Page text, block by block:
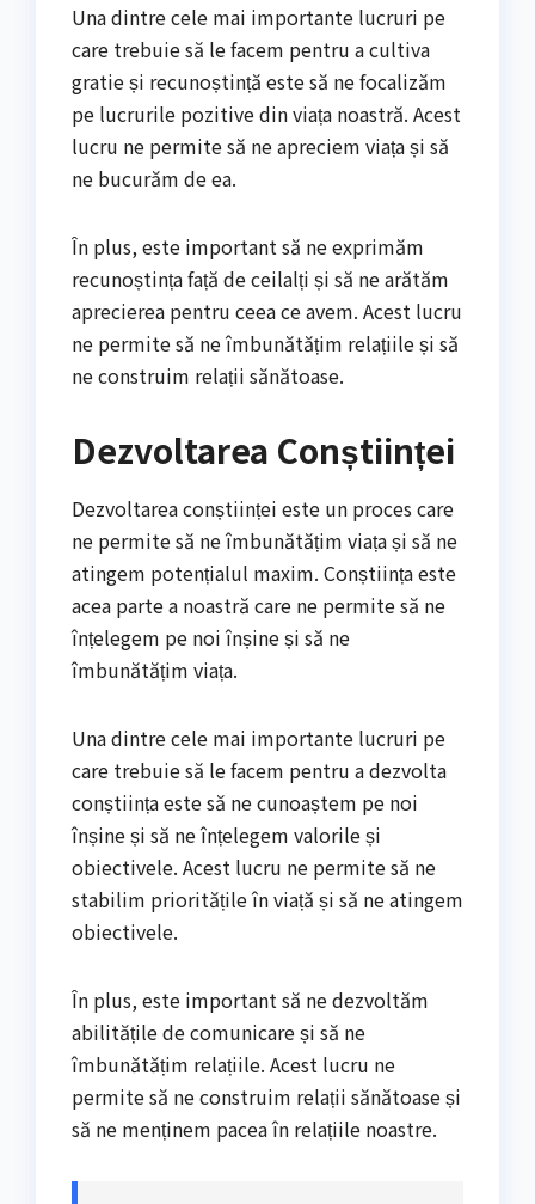
Una dintre cele mai importante lucruri pe
care trebuie să le facem pentru a cultiva
gratie și recunoștință este să ne focalizăm
pe lucrurile pozitive din viața noastră. Acest
lucru ne permite să ne apreciem viața și să
ne bucurăm de ea.
În plus, este important să ne exprimăm
recunoștința față de ceilalți și să ne arătăm
aprecierea pentru ceea ce avem. Acest lucru
ne permite să ne îmbunătățim relațiile și să
ne construim relații sănătoase.
Dezvoltarea Conștiinței
Dezvoltarea conștiinței este un proces care
ne permite să ne îmbunătățim viața și să ne
atingem potențialul maxim. Conștiința este
acea parte a noastră care ne permite să ne
înțelegem pe noi înșine și să ne
îmbunătățim viața.
Una dintre cele mai importante lucruri pe
care trebuie să le facem pentru a dezvolta
conștiința este să ne cunoaștem pe noi
înșine și să ne înțelegem valorile și
obiectivele. Acest lucru ne permite să ne
stabilim prioritățile în viață și să ne atingem
obiectivele.
În plus, este important să ne dezvoltăm
abilitățile de comunicare și să ne
îmbunătățim relațiile. Acest lucru ne
permite să ne construim relații sănătoase și
să ne menținem pacea în relațiile noastre.